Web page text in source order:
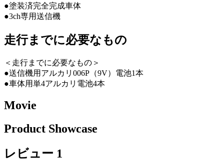
●塗装済完全完成車体
●3ch専用送信機
走行までに必要なもの
＜走行までに必要なもの＞
●送信機用アルカリ006P（9V）電池1本
●車体用単4アルカリ電池4本
Movie
Product Showcase
レビュー 1